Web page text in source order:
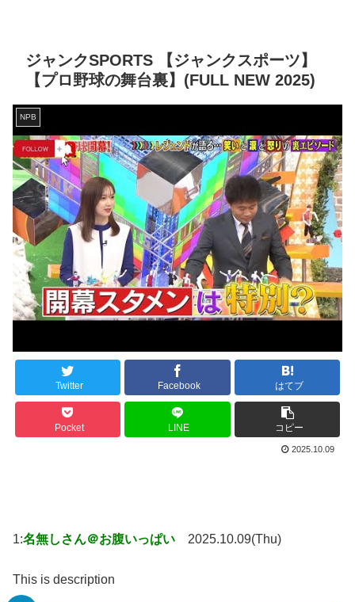
ジャンクSPORTS 【ジャンクスポーツ】
【プロ野球の舞台裏】(FULL NEW 2025)
NPB
Twitter Facebook はてブ
Pocket LINE コピー
2025.10.09
1:名無しさん＠お腹いっぱい 2025.10.09(Thu)
This is description